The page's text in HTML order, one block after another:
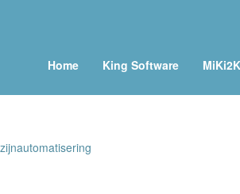
Home King Software